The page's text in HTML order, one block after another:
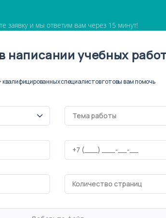
заявку и мы ответим вам через 15 минут!
написании учебных
квалифицированных специалистов готовы вам помочь